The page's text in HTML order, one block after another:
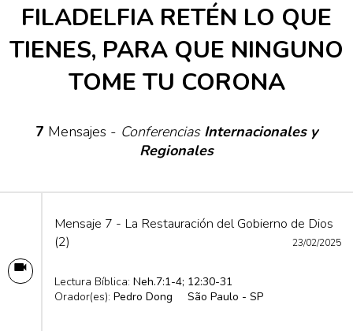
FILADELFIA RETÉN LO QUE
TIENES, PARA QUE NINGUNO
TOME TU CORONA
7 Mensajes - Conferencias Internacionales y
Regionales
Mensaje 7 - La Restauración del Gobierno de Dios
(2)
23/02/2025
Lectura Bíblica: Neh.7:1-4; 12:30-31
Orador(es): Pedro Dong São Paulo - SP